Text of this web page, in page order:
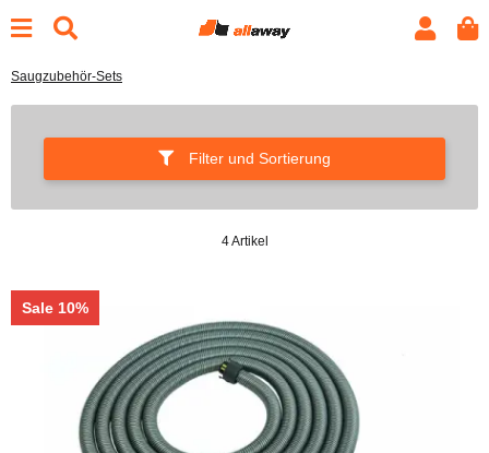
Saugzubehör-Sets
Filter und Sortierung
4 Artikel
Sale 10%